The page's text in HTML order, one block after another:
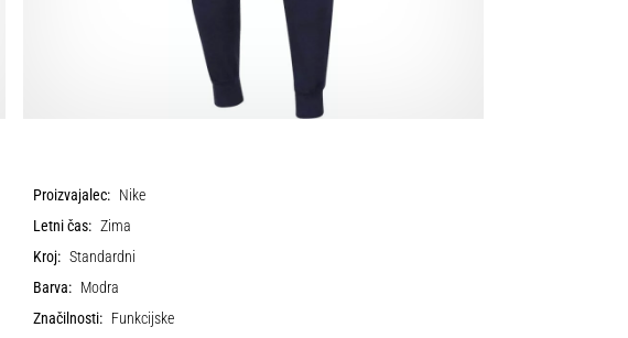
Proizvajalec: Nike
Letni čas: Zima
Kroj: Standardni
Barva: Modra
Značilnosti: Funkcijske